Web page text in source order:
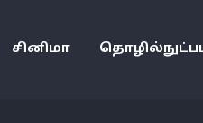
சினிமா